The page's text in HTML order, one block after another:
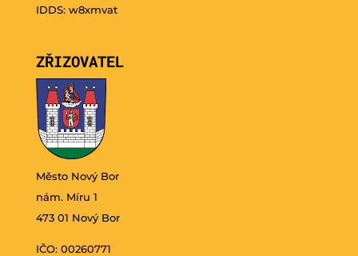
IDDS: w8xmvat
ZŘIZOVATEL
Město Nový Bor
nám. Míru 1
473 01 Nový Bor
IČO: 00260771